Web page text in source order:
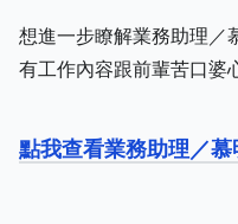
想進一步瞭解業務助理／
有工作內容跟前輩苦口婆
點我查看業務助理／